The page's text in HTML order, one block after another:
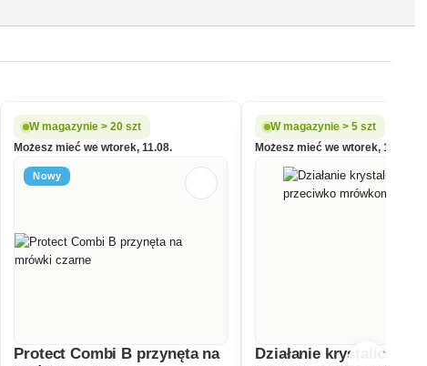
W magazynie > 20 szt
Możesz mieć we wtorek, 11.08.
Nowy
Protect Combi B przynęta na
W magazynie > 5 szt
Możesz mieć we wtorek, 11.08.
Działanie krystaliczne